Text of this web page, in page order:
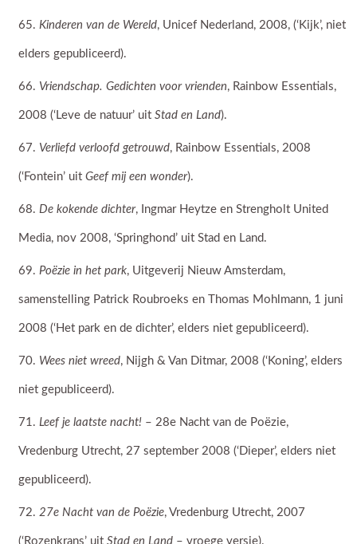
Kinderen van de Wereld, Unicef Nederland, 2008, (‘Kijk’, niet
elders gepubliceerd).
Vriendschap. Gedichten voor vrienden, Rainbow Essentials,
2008 (‘Leve de natuur’ uitStad en Land).
Verliefd verloofd getrouwd, Rainbow Essentials, 2008
(‘Fontein’ uitGeef mij een wonder).
De kokende dichter, Ingmar Heytze en Strengholt United
Media, nov 2008, ‘Springhond’ uit Stad en Land.
Poëzie in het park, Uitgeverij Nieuw Amsterdam,
samenstelling Patrick Roubroeks en Thomas Mohlmann, 1 juni
2008 (‘Het park en de dichter’, elders niet gepubliceerd).
Wees niet wreed, Nijgh & Van Ditmar, 2008 (‘Koning’, elders
niet gepubliceerd).
Leef je laatste nacht! – 28e Nacht van de Poëzie,
Vredenburg Utrecht, 27 september 2008 (‘Dieper’, elders niet
gepubliceerd).
27e Nacht van de Poëzie, Vredenburg Utrecht, 2007
(‘Rozenkrans’ uitStad en Land – vroege versie).